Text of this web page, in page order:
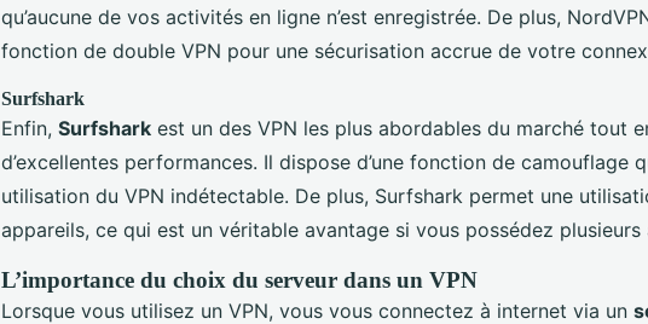
qu’aucune de vos activités en ligne n’est enregistrée. De plus,
fonction de double VPN pour une sécurisation accrue de votre
Surfshark
Enfin, Surfshark est un des VPN les plus abordables du marché tout
d’excellentes performances. Il dispose d’une fonction de camouflage
utilisation du VPN indétectable. De plus, Surfshark permet une
appareils, ce qui est un véritable avantage si vous possédez plusieurs
L’importance du choix du serveur dans un VPN
Lorsque vous utilisez un VPN, vous vous connectez à internet via un